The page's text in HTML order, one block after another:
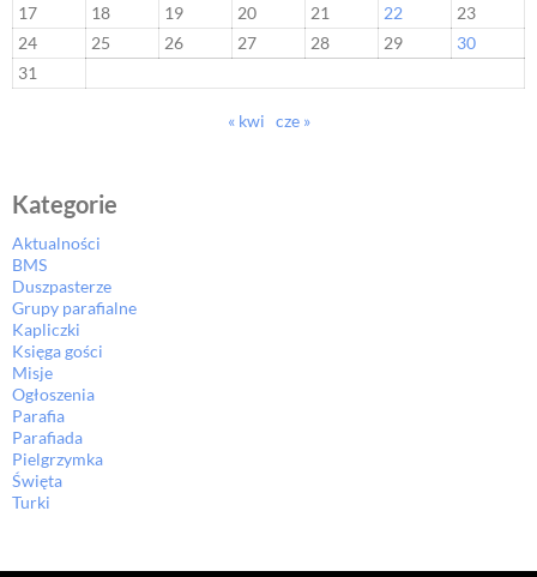
17
18 19 20 21 22
23
24
25 26 27 28 29
30
31
« kwi cze »
Kategorie
Aktualności
BMS
Duszpasterze
Grupy parafialne
Kapliczki
Księga gości
Misje
Ogłoszenia
Parafia
Parafiada
Pielgrzymka
Święta
Turki